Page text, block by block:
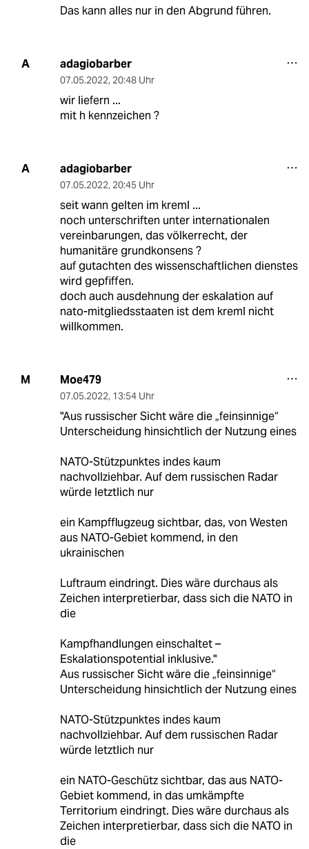
Das kann alles nur in den Abgrund führen.
A adagiobarber
07.05.2022, 20:48 Uhr
wir liefern ...
mit h kennzeichen ?
A adagiobarber
07.05.2022, 20:45 Uhr
seit wann gelten im kreml ...
noch unterschriften unter internationalen
vereinbarungen, das völkerrecht, der
humanitäre grundkonsens ?
auf gutachten des wissenschaftlichen dienstes
wird gepfiffen.
doch auch ausdehnung der eskalation auf
nato-mitgliedsstaaten ist dem kreml nicht
willkommen.
M Moe479
07.05.2022, 13:54 Uhr
"Aus russischer Sicht wäre die „feinsinnige“
Unterscheidung hinsichtlich der Nutzung eines
NATO-Stützpunktes indes kaum
nachvollziehbar. Auf dem russischen Radar
würde letztlich nur
ein Kampfflugzeug sichtbar, das, von Westen
aus NATO-Gebiet kommend, in den
ukrainischen
Luftraum eindringt. Dies wäre durchaus als
Zeichen interpretierbar, dass sich die NATO in
die
Kampfhandlungen einschaltet –
Eskalationspotential inklusive."
Aus russischer Sicht wäre die „feinsinnige“
Unterscheidung hinsichtlich der Nutzung eines
NATO-Stützpunktes indes kaum
nachvollziehbar. Auf dem russischen Radar
würde letztlich nur
ein NATO-Geschütz sichtbar, das aus NATO-
Gebiet kommend, in das umkämpfte
Territorium eindringt. Dies wäre durchaus als
Zeichen interpretierbar, dass sich die NATO in
die